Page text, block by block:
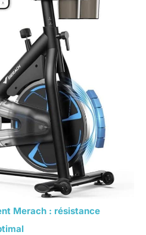
Merach : résistance